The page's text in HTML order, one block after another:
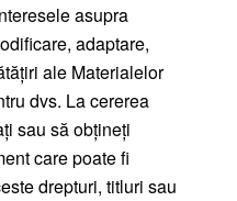
asupra
adaptare,
ale Materialelor
dvs. La cererea
sau să obțineți
care poate fi
drepturi, titluri sau